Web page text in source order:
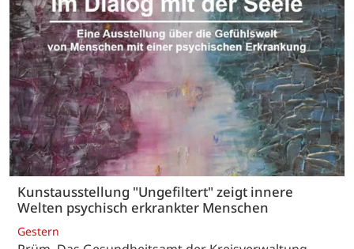
Kunstausstellung "Ungefiltert" zeigt innere
Welten psychisch erkrankter Menschen
Gestern